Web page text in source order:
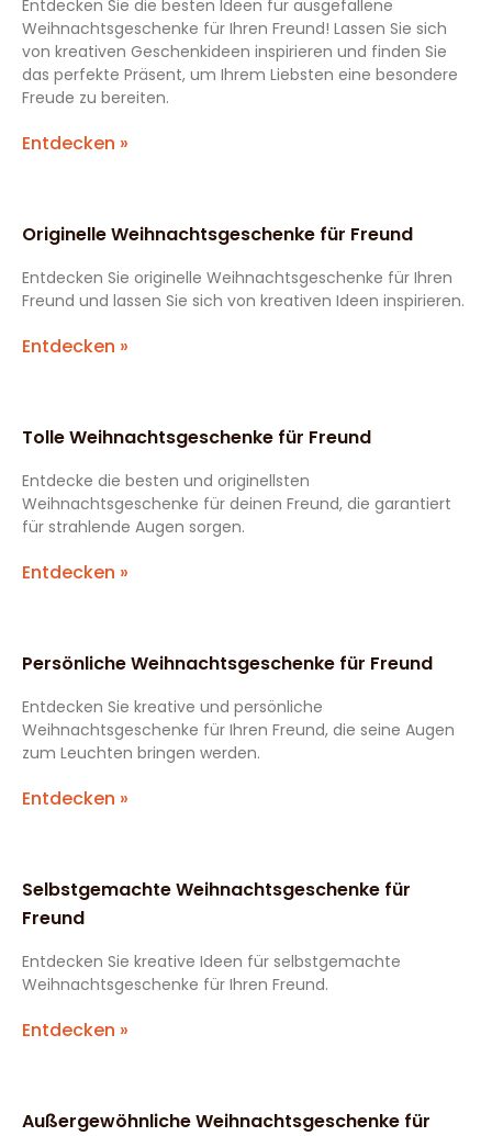
Entdecken Sie die besten Ideen für ausgefallene
Weihnachtsgeschenke für Ihren Freund! Lassen Sie sich
von kreativen Geschenkideen inspirieren und finden Sie
das perfekte Präsent, um Ihrem Liebsten eine besondere
Freude zu bereiten.
Entdecken »
Originelle Weihnachtsgeschenke für Freund
Entdecken Sie originelle Weihnachtsgeschenke für Ihren
Freund und lassen Sie sich von kreativen Ideen inspirieren.
Entdecken »
Tolle Weihnachtsgeschenke für Freund
Entdecke die besten und originellsten
Weihnachtsgeschenke für deinen Freund, die garantiert
für strahlende Augen sorgen.
Entdecken »
Persönliche Weihnachtsgeschenke für Freund
Entdecken Sie kreative und persönliche
Weihnachtsgeschenke für Ihren Freund, die seine Augen
zum Leuchten bringen werden.
Entdecken »
Selbstgemachte Weihnachtsgeschenke für
Freund
Entdecken Sie kreative Ideen für selbstgemachte
Weihnachtsgeschenke für Ihren Freund.
Entdecken »
Außergewöhnliche Weihnachtsgeschenke für